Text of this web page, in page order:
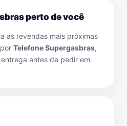
perto de você
as revendas mais próximas
Telefone Supergasbras,
antes de pedir em